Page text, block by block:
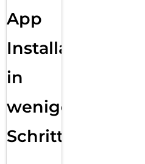
App
Installation
in
wenigen
Schritten